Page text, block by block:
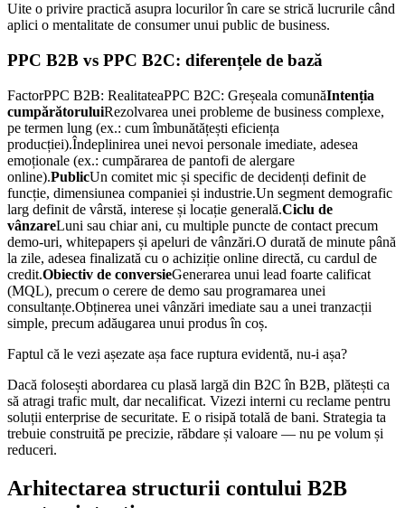
Uite o privire practică asupra locurilor în care se strică lucrurile când
aplici o mentalitate de consumer unui public de business.
PPC B2B vs PPC B2C: diferențele de bază
FactorPPC B2B: RealitateaPPC B2C: Greșeala comunăIntenția
cumpărătoruluiRezolvarea unei probleme de business complexe,
pe termen lung (ex.: cum îmbunătățești eficiența
producției).Îndeplinirea unei nevoi personale imediate, adesea
emoționale (ex.: cumpărarea de pantofi de alergare
online).PublicUn comitet mic și specific de decidenți definit de
funcție, dimensiunea companiei și industrie.Un segment demografic
larg definit de vârstă, interese și locație generală.Ciclu de
vânzareLuni sau chiar ani, cu multiple puncte de contact precum
demo-uri, whitepapers și apeluri de vânzări.O durată de minute până
la zile, adesea finalizată cu o achiziție online directă, cu cardul de
credit.Obiectiv de conversieGenerarea unui lead foarte calificat
(MQL), precum o cerere de demo sau programarea unei
consultanțe.Obținerea unei vânzări imediate sau a unei tranzacții
simple, precum adăugarea unui produs în coș.
Faptul că le vezi așezate așa face ruptura evidentă, nu-i așa?
Dacă folosești abordarea cu plasă largă din B2C în B2B, plătești ca
să atragi trafic mult, dar necalificat. Vizezi interni cu reclame pentru
soluții enterprise de securitate. E o risipă totală de bani. Strategia ta
trebuie construită pe precizie, răbdare și valoare — nu pe volum și
reduceri.
Arhitectarea structurii contului B2B